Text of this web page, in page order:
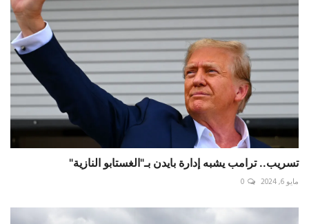
تسريب.. ترامب يشبه إدارة بايدن بـ"الغستابو النازية"
مايو 6, 2024 0